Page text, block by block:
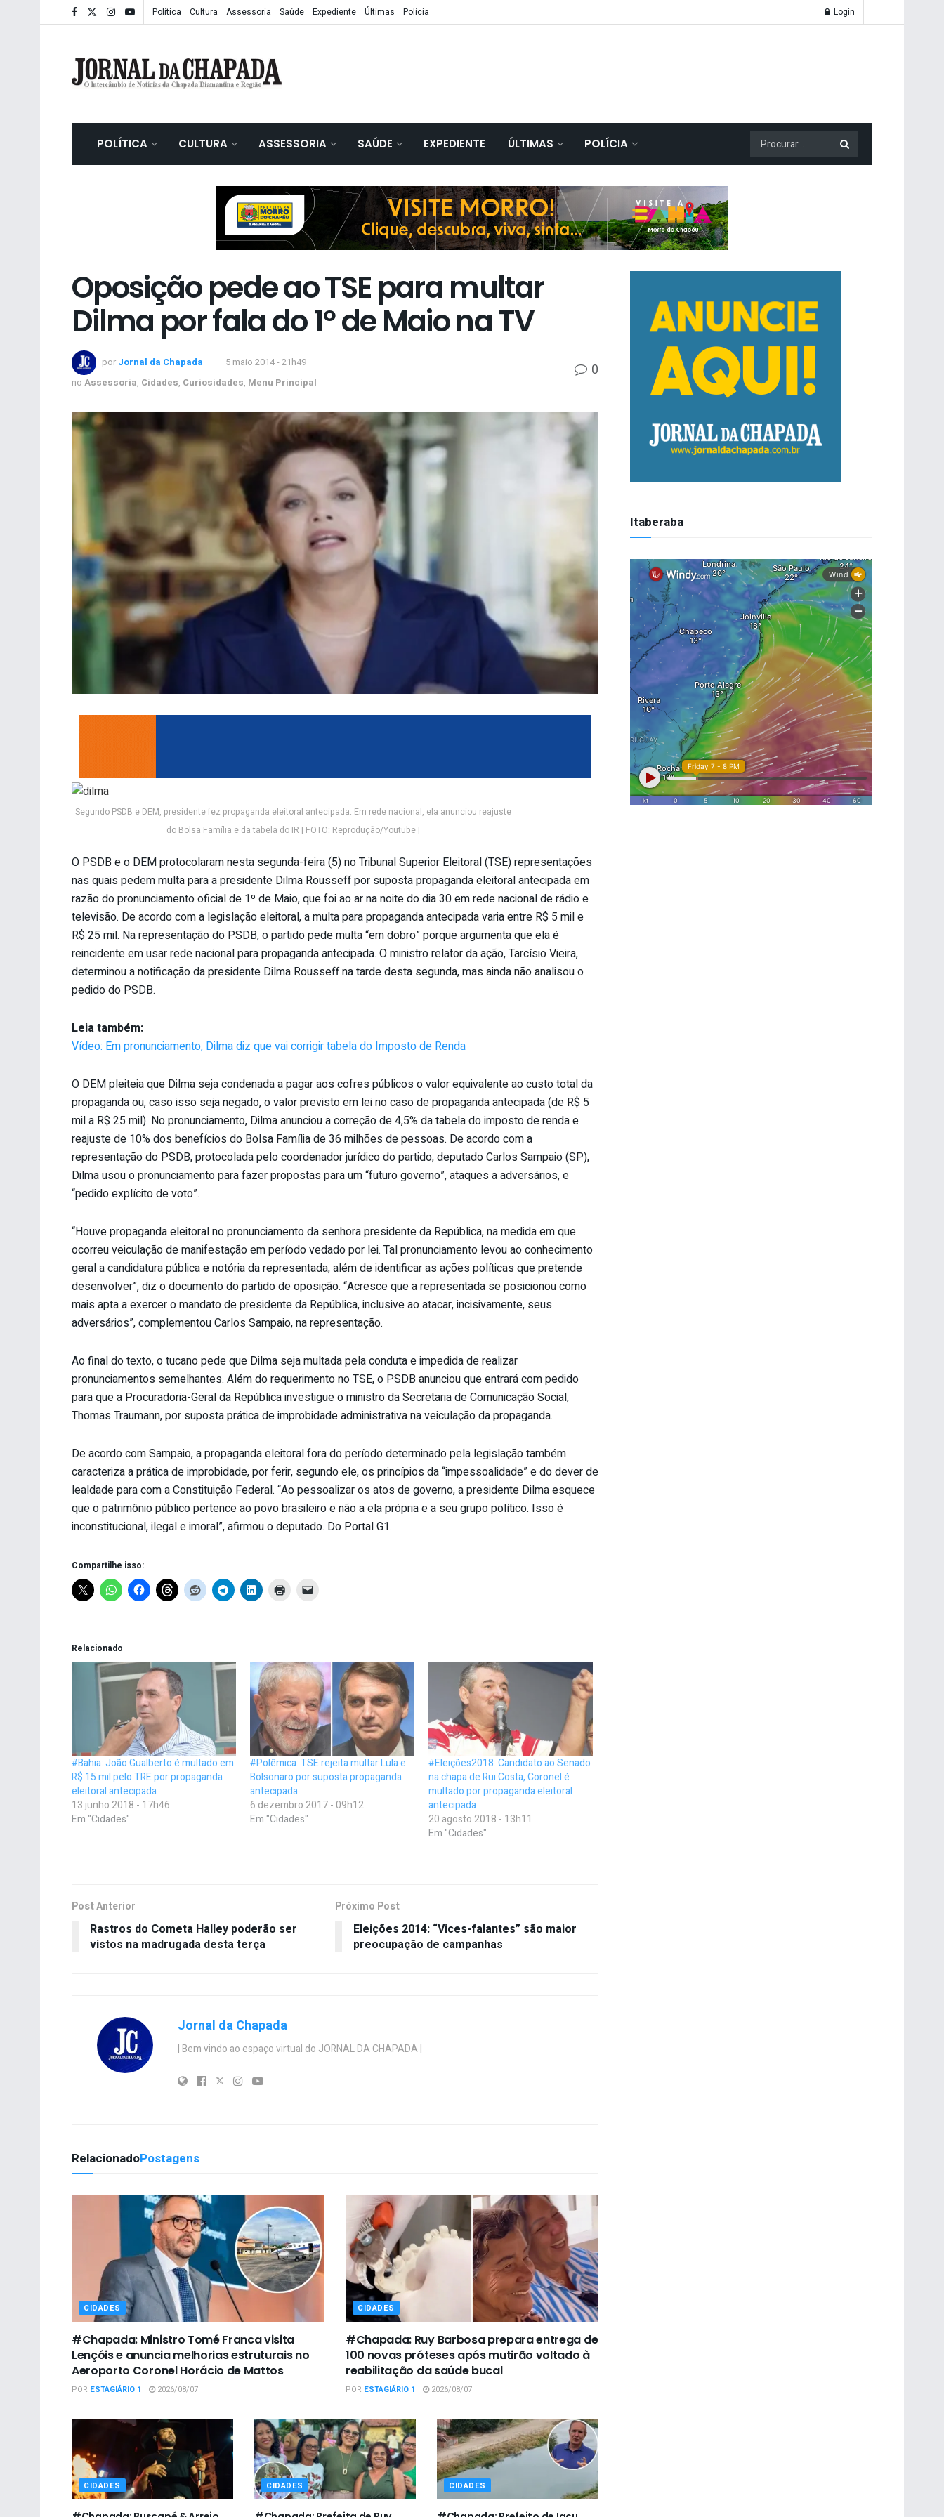
Política Cultura Assessoria Saúde Expediente Últimas Polícia Login
POLÍTICA CULTURA ASSESSORIA SAÚDE EXPEDIENTE ÚLTIMAS POLÍCIA
Oposição pede ao TSE para multar
Dilma por fala do 1º de Maio na TV
por Jornal da Chapada
5 maio 2014 - 21h49
no Assessoria, Cidades, Curiosidades, Menu Principal
0
Segundo PSDB e DEM, presidente fez propaganda eleitoral antecipada. Em rede nacional, ela anunciou reajuste
do Bolsa Família e da tabela do IR | FOTO: Reprodução/Youtube |
O PSDB e o DEM protocolaram nesta segunda-feira (5) no Tribunal Superior Eleitoral (TSE) representações
nas quais pedem multa para a presidente Dilma Rousseff por suposta propaganda eleitoral antecipada em
razão do pronunciamento oficial de 1º de Maio, que foi ao ar na noite do dia 30 em rede nacional de rádio e
televisão. De acordo com a legislação eleitoral, a multa para propaganda antecipada varia entre R$ 5 mil e
R$ 25 mil. Na representação do PSDB, o partido pede multa “em dobro” porque argumenta que ela é
reincidente em usar rede nacional para propaganda antecipada. O ministro relator da ação, Tarcísio Vieira,
determinou a notificação da presidente Dilma Rousseff na tarde desta segunda, mas ainda não analisou o
pedido do PSDB.
Leia também:
Vídeo: Em pronunciamento, Dilma diz que vai corrigir tabela do Imposto de Renda
O DEM pleiteia que Dilma seja condenada a pagar aos cofres públicos o valor equivalente ao custo total da
propaganda ou, caso isso seja negado, o valor previsto em lei no caso de propaganda antecipada (de R$ 5
mil a R$ 25 mil). No pronunciamento, Dilma anunciou a correção de 4,5% da tabela do imposto de renda e
reajuste de 10% dos benefícios do Bolsa Família de 36 milhões de pessoas. De acordo com a
representação do PSDB, protocolada pelo coordenador jurídico do partido, deputado Carlos Sampaio (SP),
Dilma usou o pronunciamento para fazer propostas para um “futuro governo”, ataques a adversários, e
“pedido explícito de voto”.
“Houve propaganda eleitoral no pronunciamento da senhora presidente da República, na medida em que
ocorreu veiculação de manifestação em período vedado por lei. Tal pronunciamento levou ao conhecimento
geral a candidatura pública e notória da representada, além de identificar as ações políticas que pretende
desenvolver”, diz o documento do partido de oposição. “Acresce que a representada se posicionou como
mais apta a exercer o mandato de presidente da República, inclusive ao atacar, incisivamente, seus
adversários”, complementou Carlos Sampaio, na representação.
Ao final do texto, o tucano pede que Dilma seja multada pela conduta e impedida de realizar
pronunciamentos semelhantes. Além do requerimento no TSE, o PSDB anunciou que entrará com pedido
para que a Procuradoria-Geral da República investigue o ministro da Secretaria de Comunicação Social,
Thomas Traumann, por suposta prática de improbidade administrativa na veiculação da propaganda.
De acordo com Sampaio, a propaganda eleitoral fora do período determinado pela legislação também
caracteriza a prática de improbidade, por ferir, segundo ele, os princípios da “impessoalidade” e do dever de
lealdade para com a Constituição Federal. “Ao pessoalizar os atos de governo, a presidente Dilma esquece
que o patrimônio público pertence ao povo brasileiro e não a ela própria e a seu grupo político. Isso é
inconstitucional, ilegal e imoral”, afirmou o deputado. Do Portal G1.
Compartilhe isso:
Relacionado
#Bahia: João Gualberto é multado em
R$ 15 mil pelo TRE por propaganda
eleitoral antecipada
13 junho 2018 - 17h46
Em "Cidades"
#Polêmica: TSE rejeita multar Lula e
Bolsonaro por suposta propaganda
antecipada
6 dezembro 2017 - 09h12
Em "Cidades"
#Eleições2018: Candidato ao Senado
na chapa de Rui Costa, Coronel é
multado por propaganda eleitoral
antecipada
20 agosto 2018 - 13h11
Em "Cidades"
Post Anterior
Rastros do Cometa Halley poderão ser
vistos na madrugada desta terça
Próximo Post
Eleições 2014: “Vices-falantes” são maior
preocupação de campanhas
Jornal da Chapada
| Bem vindo ao espaço virtual do JORNAL DA CHAPADA |
RelacionadoPostagens
CIDADES
#Chapada: Ministro Tomé Franca visita
Lençóis e anuncia melhorias estruturais no
Aeroporto Coronel Horácio de Mattos
POR ESTAGIÁRIO 1 2026/08/07
CIDADES
#Chapada: Ruy Barbosa prepara entrega de
100 novas próteses após mutirão voltado à
reabilitação da saúde bucal
POR ESTAGIÁRIO 1 2026/08/07
CIDADES CIDADES CIDADES
Itaberaba